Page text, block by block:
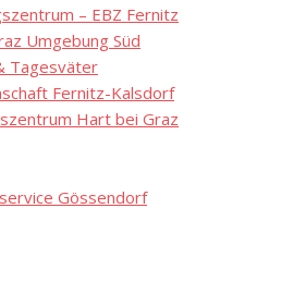
– EBZ Fernitz
Umgebung Süd
Tagesväter
Fernitz-Kalsdorf
Hart bei Graz
Gössendorf